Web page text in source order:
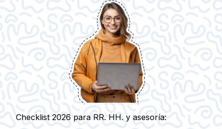
Checklist 2026 para RR. HH. y asesoría: